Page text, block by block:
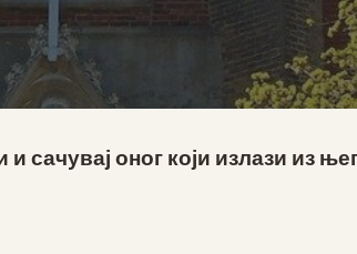
сачувај оног који излази из